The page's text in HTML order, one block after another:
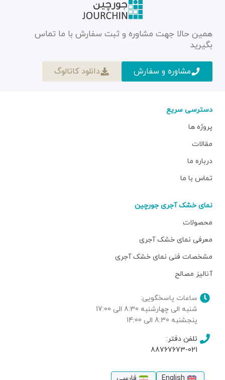
همین حالا جهت مشاوره و ثبت سفارش با ما تماس
بگیرید
مشاوره و سفارش دانلود کاتالوگ
دسترسی سریع
پروژه ها
مقالات
درباره ما
تماس با ما
نمای خشک آجری جورچین
محصولات
معرفی نمای خشک آجری
مشخصات فنی نمای خشک آجری
آنالیز مصالح
ساعات پاسخگویی:
شنبه الی چهارشنبه 8:30 الی 17:00
پنجشنبه 8:30 الی 14:00
تلفن دفتر:
88767673-021
English فارسی